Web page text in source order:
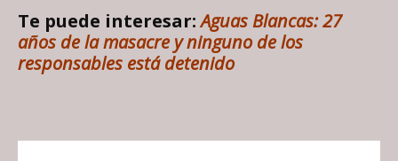
Te puede interesar:Aguas Blancas: 27
años de la masacre y ninguno de los
responsables está detenido